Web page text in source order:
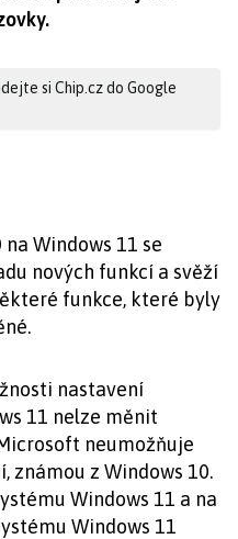
si Chip.cz do Google
Windows 11 se
nových funkcí a svěží
funkce, které byly
nastavení
11 nelze měnit
neumožňuje
známou z Windows 10.
Windows 11 a na
Windows 11